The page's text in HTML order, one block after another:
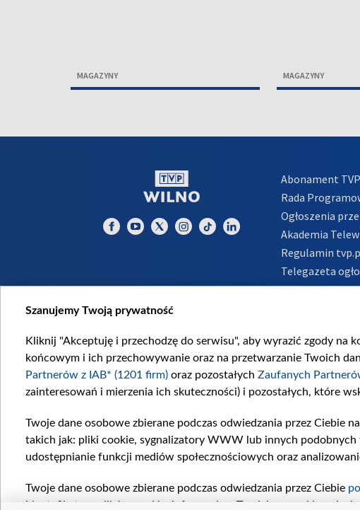
MAGAZYNY MAGAZYNY
Abonament TVP
Rada
Ogłoszenia
Akademia
Regulamin
Telegazeta
Informacje o
Szanujemy Twoją prywatność
Kliknij "Akceptuję i przechodzę do serwisu", aby wyrazić zgody na
końcowym i ich przechowywanie oraz na przetwarzanie Twoich
Partnerów z IAB* (1201 firm) oraz pozostałych Zaufanych
zainteresowań i mierzenia ich skuteczności) i pozostałych, które
Twoje dane osobowe zbierane podczas odwiedzania przez Ciebie
takich jak: pliki cookie, sygnalizatory WWW lub innych podobnych
udostępnianie funkcji mediów społecznościowych oraz
Twoje dane osobowe zbierane podczas odwiedzania przez Ciebie
identyfikatory plików cookie, informacje o Twoich